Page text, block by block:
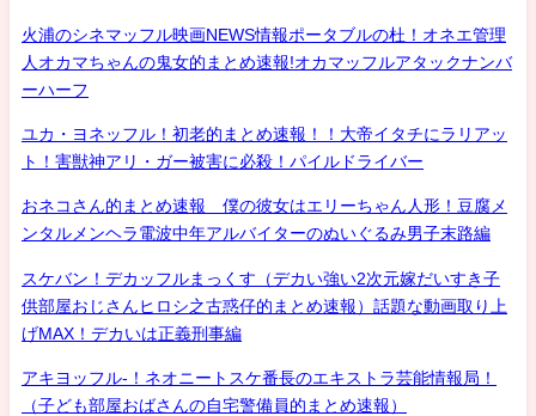
火浦のシネマッフル映画NEWS情報ポータブルの杜！オネエ管理
人オカマちゃんの鬼女的まとめ速報!オカマッフルアタックナンバ
ーハーフ
ユカ・ヨネッフル！初老的まとめ速報！！大帝イタチにラリアッ
ト！害獣神アリ・ガー被害に必殺！パイルドライバー
おネコさん的まとめ速報 僕の彼女はエリーちゃん人形！豆腐メ
ンタルメンヘラ電波中年アルバイターのぬいぐるみ男子末路編
スケバン！デカッフルまっくす（デカい強い2次元嫁だいすき子
供部屋おじさんヒロシ之古惑仔的まとめ速報）話題な動画取り上
げMAX！デカいは正義刑事編
アキヨッフル-！ネオニートスケ番長のエキストラ芸能情報局！
（子ども部屋おばさんの自宅警備員的まとめ速報）